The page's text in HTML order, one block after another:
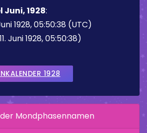
Juni, 1928:
1928, 05:50:38 (UTC)
Juni 1928, 05:50:38)
1928
Mondphasennamen